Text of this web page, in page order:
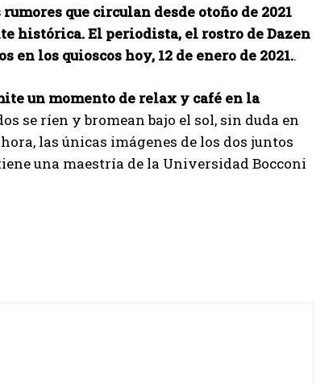
rumores que circulan desde otoño de 2021
histórica. El periodista, el rostro de Dazen
los quioscos hoy, 12 de enero de 2021..
un momento de relax y café en la
se ríen y bromean bajo el sol, sin duda en
las únicas imágenes de los dos juntos
una maestría de la Universidad Bocconi